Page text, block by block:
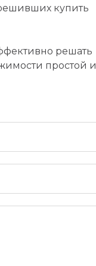
купить
решать
простой и